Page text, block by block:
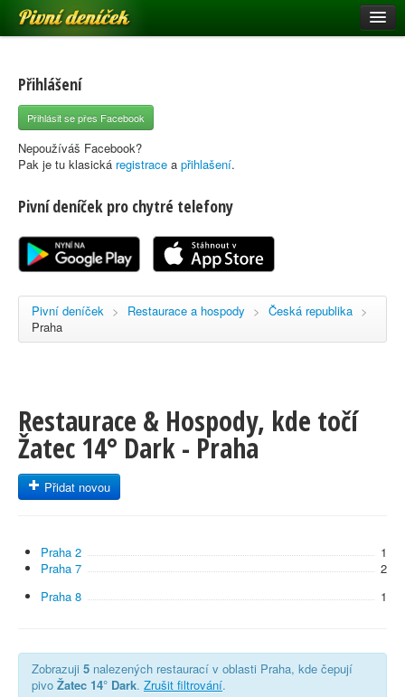
Pivní deníček
Pivní mapa
Pivní značky
Nápověda
Registrace
Přihlášení
Přihlásit se přes Facebook
Nepoužíváš Facebook?
Pak je tu klasická registrace a přihlašení.
Pivní deníček pro chytré telefony
Pivní deníček > Restaurace a hospody > Česká republika >
Praha
Restaurace & Hospody, kde točí
Žatec 14° Dark - Praha
Přidat novou
Praha 2
1
Praha 7
2
Praha 8
1
Zobrazuji 5 nalezených restaurací v oblasti Praha, kde čepují
pivo Žatec 14° Dark. Zrušit filtrování.